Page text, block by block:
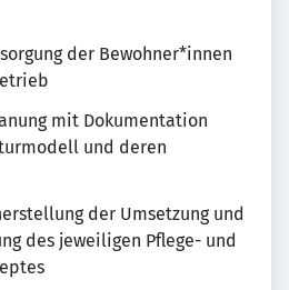
der Bewohner*innen
mit Dokumentation
und deren
der Umsetzung und
des jeweiligen Pflege- und